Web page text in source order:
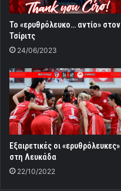
Το «ερυθρόλευκο… αντίο» στον
Τσίριτς
24/06/2023
Εξαιρετικές οι «ερυθρόλευκες»
στη Λευκάδα
22/10/2022